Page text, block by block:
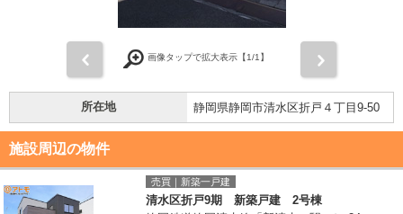
画像タップで拡大表示【1/1】
所在地 静岡県静岡市清水区折戸４丁目9-50
施設周辺の物件
売買｜新築一戸建
清水区折戸9期 新築戸建 2号棟